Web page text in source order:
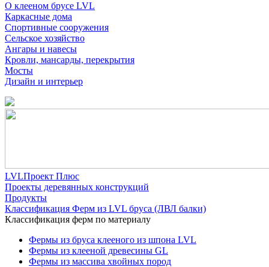
О клееном брусе LVL
Каркасные дома
Спортивные сооружения
Сельское хозяйство
Ангары и навесы
Кровли, мансарды, перекрытия
Мосты
Дизайн и интерьер
LVLПроект Плюс
Проекты деревянных конструкций
Продукты
Классификация Ферм из LVL бруса (ЛВЛ балки)
Классификация ферм по материалу
Фермы из бруса клееного из шпона LVL
Фермы из клееной древесины GL
Фермы из массива хвойных пород